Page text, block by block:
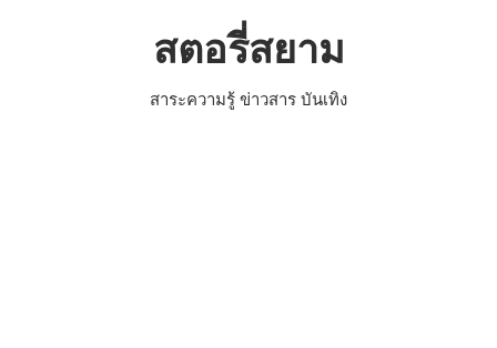
สตอรี่สยาม
สาระความรู้ ข่าวสาร บันเทิง